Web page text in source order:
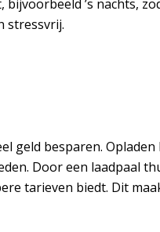
’s nachts,
stressvrij.
geld besparen.
Door een laadpaal
tarieven biedt. Dit